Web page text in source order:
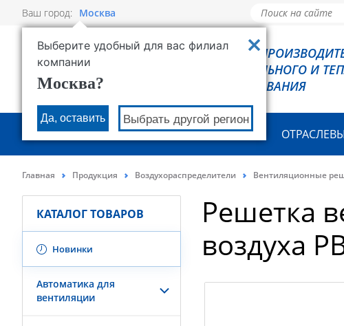
Ваш город: Москва
Выберите удобный для вас филиал
компании
Москва?
Да, оставить Выбрать другой регион
РОВЕН -
ХОЛОДИЛЬНОГО И
ОБОРУДОВАНИЯ
О КОМПАНИИ ПРОДУКЦИЯ
Главная Продукция Воздухораспределители Вентиляционные
КАТАЛОГ ТОВАРОВ
Новинки
Автоматика для
вентиляции
Решетка
воздуха